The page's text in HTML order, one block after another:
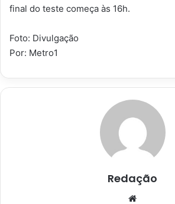
final do teste começa às 16h.
Foto: Divulgação
Por: Metro1
Redação